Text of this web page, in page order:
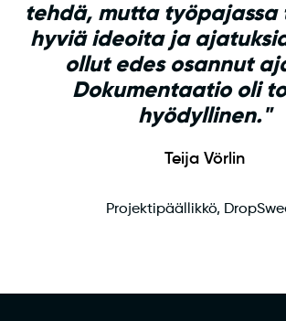
tehdä, mutta työpajassa
hyviä ideoita ja
ollut edes osannut
Dokumentaatio oli
hyödyllinen."
Teija Vörlin
Projektipäällikkö,